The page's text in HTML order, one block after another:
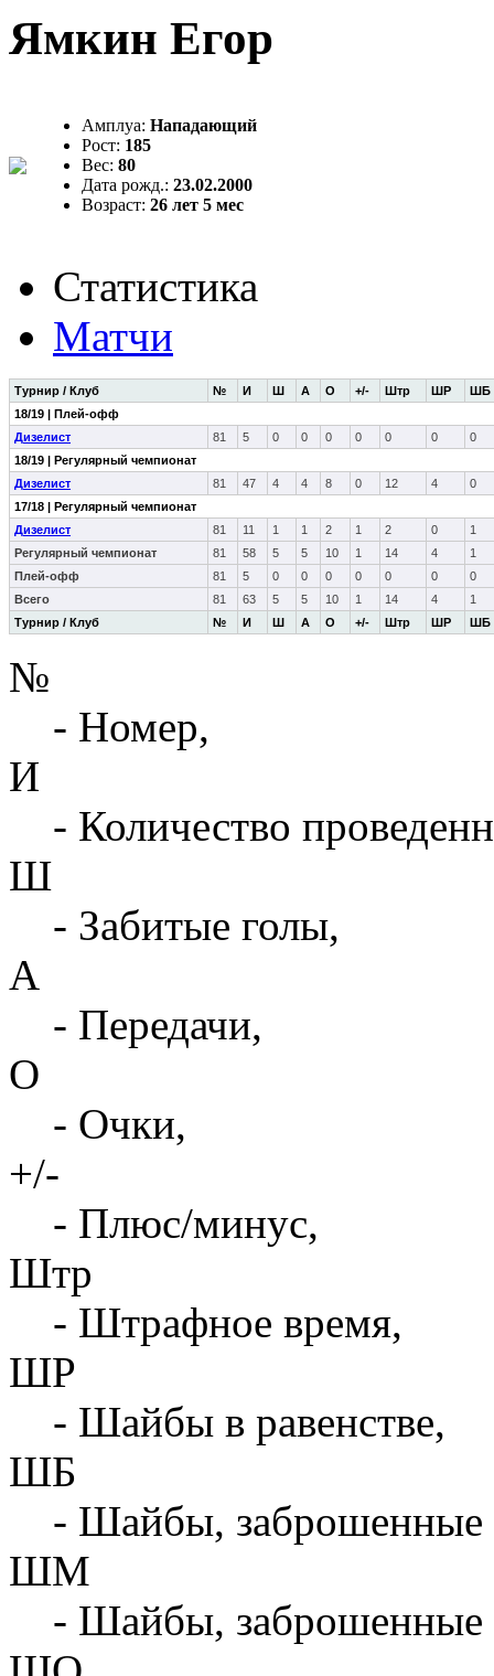
Ямкин Егор
Амплуа: Нападающий
Рост: 185
Вес: 80
Дата рожд.: 23.02.2000
Возраст: 26 лет 5 мес
Статистика
Матчи
Турнир / Клуб № И Ш А О +/- Штр ШР ШБ
Турнир / Клуб № И Ш А О +/- Штр ШР ШБ
18/19 | Плей-офф
Дизелист
81 5 0 0 0 0 0 0
0
18/19 | Регулярный чемпионат
Дизелист
81 47 4 4 8 0 12 4
0
17/18 | Регулярный чемпионат
Дизелист
81 11 1 1 2 1 2 0
1
Регулярный чемпионат
81 58 5 5 10 1 14 4
1
Плей-офф
81 5 0 0 0 0 0 0
0
Всего
81 63 5 5 10 1 14 4 1
№
- Номер,
И
- Количество
Ш
- Забитые голы,
А
- Передачи,
О
- Очки,
+/-
- Плюс/минус,
Штр
- Штрафное время,
ШР
- Шайбы в равенстве,
ШБ
- Шайбы, заброшенные
ШМ
- Шайбы, заброшенные